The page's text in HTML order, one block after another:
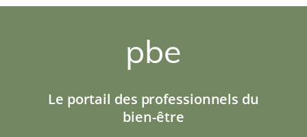
pbe
Le portail des professionnels du
bien-être